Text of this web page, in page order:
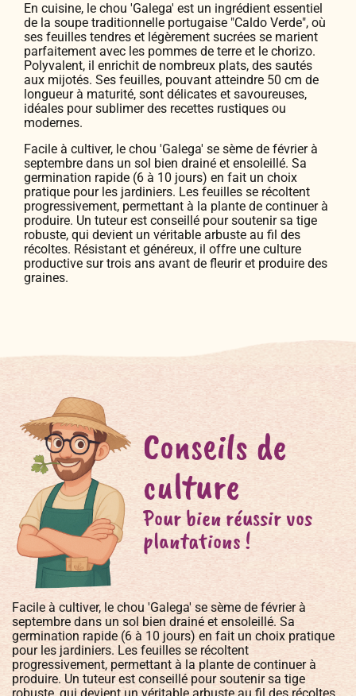
En cuisine, le chou 'Galega' est un ingrédient essentiel
de la soupe traditionnelle portugaise "Caldo Verde", où
ses feuilles tendres et légèrement sucrées se marient
parfaitement avec les pommes de terre et le chorizo.
Polyvalent, il enrichit de nombreux plats, des sautés
aux mijotés. Ses feuilles, pouvant atteindre 50 cm de
longueur à maturité, sont délicates et savoureuses,
idéales pour sublimer des recettes rustiques ou
modernes.
Facile à cultiver, le chou 'Galega' se sème de février à
septembre dans un sol bien drainé et ensoleillé. Sa
germination rapide (6 à 10 jours) en fait un choix
pratique pour les jardiniers. Les feuilles se récoltent
progressivement, permettant à la plante de continuer à
produire. Un tuteur est conseillé pour soutenir sa tige
robuste, qui devient un véritable arbuste au fil des
récoltes. Résistant et généreux, il offre une culture
productive sur trois ans avant de fleurir et produire des
graines.
Conseils de
culture
Pour bien réussir vos
plantations !
Facile à cultiver, le chou 'Galega' se sème de février à
septembre dans un sol bien drainé et ensoleillé. Sa
germination rapide (6 à 10 jours) en fait un choix pratique
pour les jardiniers. Les feuilles se récoltent
progressivement, permettant à la plante de continuer à
produire. Un tuteur est conseillé pour soutenir sa tige